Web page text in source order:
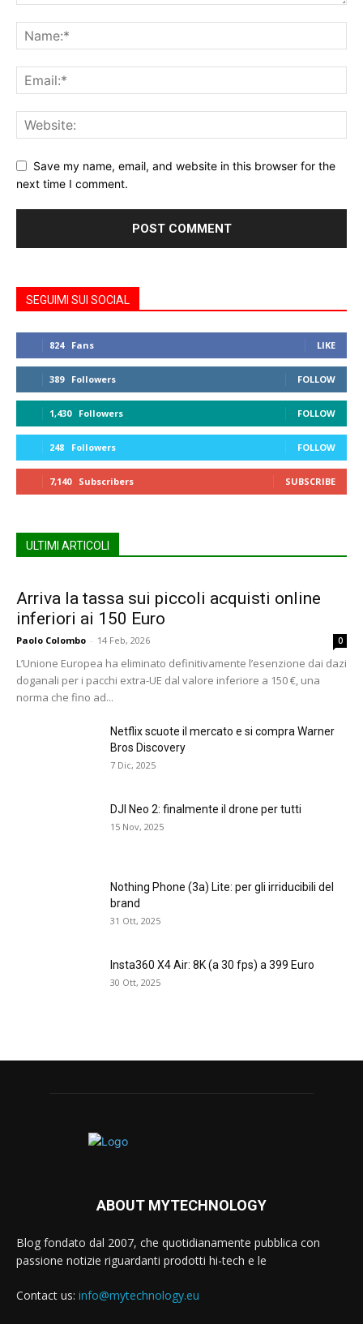
Save my name, email, and website in this browser for the
next time I comment.
SEGUIMI SUI SOCIAL
824 Fans LIKE
389 Followers FOLLOW
1,430 Followers FOLLOW
248 Followers FOLLOW
7,140 Subscribers SUBSCRIBE
ULTIMI ARTICOLI
Arriva la tassa sui piccoli acquisti online
inferiori ai 150 Euro
Paolo Colombo - 14 Feb, 2026 0
L’Unione Europea ha eliminato definitivamente l’esenzione dai dazi
doganali per i pacchi extra-UE dal valore inferiore a 150 €, una
norma che fino ad...
Netflix scuote il mercato e si compra Warner
Bros Discovery
7 Dic, 2025
DJI Neo 2: finalmente il drone per tutti
15 Nov, 2025
Nothing Phone (3a) Lite: per gli irriducibili del
brand
31 Ott, 2025
Insta360 X4 Air: 8K (a 30 fps) a 399 Euro
30 Ott, 2025
ABOUT MYTECHNOLOGY
Blog fondato dal 2007, che quotidianamente pubblica con
passione notizie riguardanti prodotti hi-tech e le
Contact us: info@mytechnology.eu